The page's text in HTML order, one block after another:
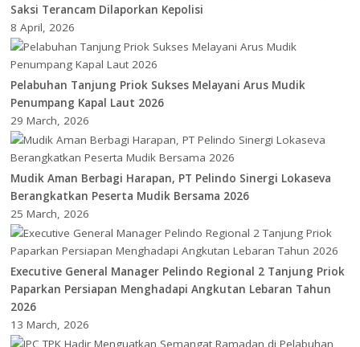
Saksi Terancam Dilaporkan Kepolisi
8 April, 2026
Pelabuhan Tanjung Priok Sukses Melayani Arus Mudik
Penumpang Kapal Laut 2026
29 March, 2026
Mudik Aman Berbagi Harapan, PT Pelindo Sinergi Lokaseva
Berangkatkan Peserta Mudik Bersama 2026
25 March, 2026
Executive General Manager Pelindo Regional 2 Tanjung Priok
Paparkan Persiapan Menghadapi Angkutan Lebaran Tahun
2026
13 March, 2026